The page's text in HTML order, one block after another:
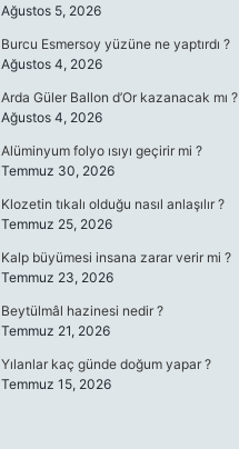
Ağustos 5, 2026
Burcu Esmersoy yüzüne ne yaptırdı ?
Ağustos 4, 2026
Arda Güler Ballon d’Or kazanacak mı ?
Ağustos 4, 2026
Alüminyum folyo ısıyı geçirir mi ?
Temmuz 30, 2026
Klozetin tıkalı olduğu nasıl anlaşılır ?
Temmuz 25, 2026
Kalp büyümesi insana zarar verir mi ?
Temmuz 23, 2026
Beytülmâl hazinesi nedir ?
Temmuz 21, 2026
Yılanlar kaç günde doğum yapar ?
Temmuz 15, 2026